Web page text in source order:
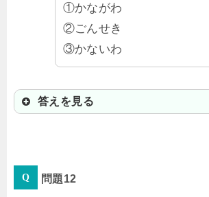
①かながわ
②ごんせき
③かないわ
答えを見る
「石」なのに「いわ」と読むのが
問題12